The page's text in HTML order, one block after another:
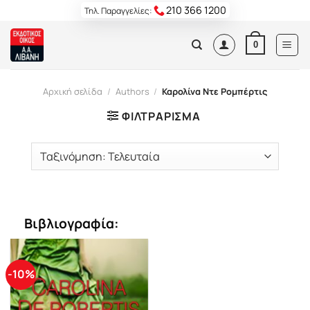
content
Τηλ. Παραγγελίες: 210 366 1200
0
Αρχική σελίδα / Authors / Καρολίνα Ντε Ρομπέρτις
ΦΙΛΤΡΆΡΙΣΜΑ
Βιβλιογραφία:
-10%